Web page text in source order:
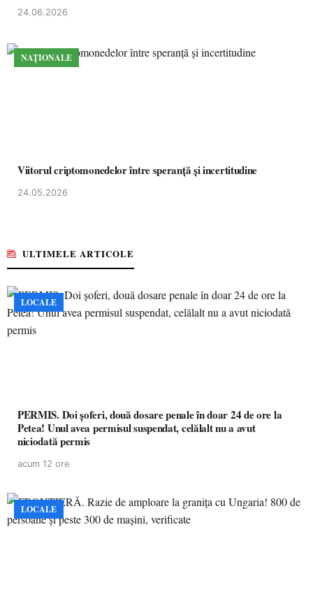
24.06.2026
NAȚIONALE
Viitorul criptomonedelor între speranță și incertitudine
24.05.2026
ULTIMELE ARTICOLE
LOCALE
PERMIS. Doi șoferi, două dosare penale în doar 24 de ore la
Petea! Unul avea permisul suspendat, celălalt nu a avut
niciodată permis
acum 12 ore
LOCALE